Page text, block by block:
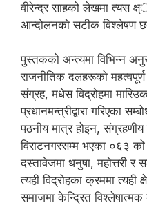
वीरेन्द्र साहको लेखमा त्यस
आन्दोलनको सटीक विश्लेषण
पुस्तकको अन्त्यमा विभिन्न
राजनीतिक दलहरूको
संग्रह, मधेस विद्रोहमा
प्रधानमन्त्रीद्वारा गरिएका
पठनीय मात्र होइन,
विराटनगरसम्म भएका ०६३
दस्तावेजमा धनुषा, महोत्तरी र
त्यही विद्रोहका क्रममा त्यही
समाजमा केन्दि्रत